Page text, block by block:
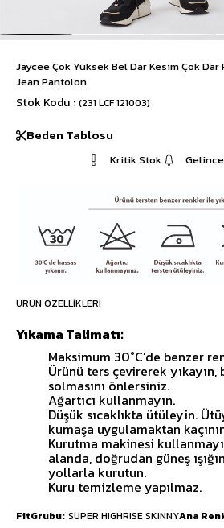
Jaycee Çok Yüksek Bel Dar Kesim Çok Dar
Jean Pantolon
Stok Kodu (231 LCF 121003)
Beden Tablosu
Kritik Stok
ÜRÜN ÖZELLIKLERI
Yıkama Talimatı:
Maksimum 30°C’de benzer
Ürünü ters çevirerek
solmasını önlersiniz.
Ağartıcı kullanmayın.
Düşük sıcaklıkta ütüleyin.
kumaşa uygulamaktan
Kurutma makinesi
alanda, doğrudan güneş
yollarla kurutun.
Kuru temizleme yapılmaz.
FitGrubu SUPER HIGHRISE SKINNYAna